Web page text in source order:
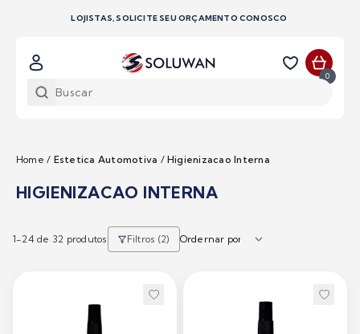
LOJISTAS, SOLICITE SEU ORÇAMENTO CONOSCO
0
Home / Estetica Automotiva / Higienizacao Interna
HIGIENIZACAO INTERNA
1-24 de 32 produtos Filtros (2)